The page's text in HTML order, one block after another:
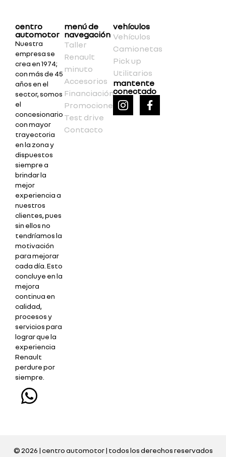
centro
automotor
Nuestra
empresa se
crea en 1974;
con más de 45
años en el
sector, somos
el
concesionario
con mayor
trayectoria
en la zona y
dispuestos
siempre a
brindar la
mejor
experiencia a
nuestros
clientes, pues
sin ellos no
tendríamos la
motivación
para mejorar
cada día. Esto
concluye en la
mejora
continua en
calidad,
procesos y
servicios para
lograr que la
experiencia
Renault
perdure por
siempre.
menú de
navegación
Taller
Renault
minuto
Accesorios
Financiación
Promociones
Test drive
Contacto
vehículos
Vehículos
Camionetas
Pick up
Utilitarios
mantente
conectado
© 2026 | centro automotor | todos los derechos reservados